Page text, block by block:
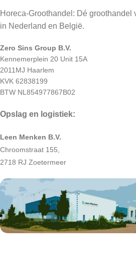
Horeca-Groothandel: Dé groothandel
in Nederland en België.
Zero Sins Group B.V.
Kennemerplein 20 Unit 15A
2011MJ Haarlem
KVK 62838199
BTW NL854977867B02
Opslag en logistiek:
Leen Menken B.V.
Chroomstraat 155,
2718 RJ Zoetermeer